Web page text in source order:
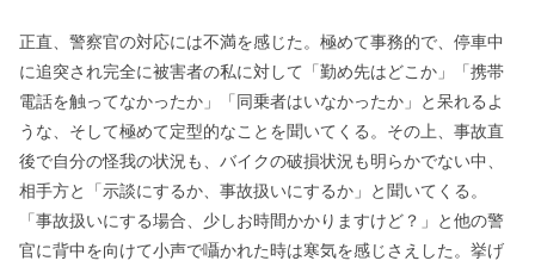
正直、警察官の対応には不満を感じた。極めて事務的で、停車中
に追突され完全に被害者の私に対して「勤め先はどこか」「携帯
電話を触ってなかったか」「同乗者はいなかったか」と呆れるよ
うな、そして極めて定型的なことを聞いてくる。その上、事故直
後で自分の怪我の状況も、バイクの破損状況も明らかでない中、
相手方と「示談にするか、事故扱いにするか」と聞いてくる。
「事故扱いにする場合、少しお時間かかりますけど？」と他の警
官に背中を向けて小声で囁かれた時は寒気を感じさえした。挙げ